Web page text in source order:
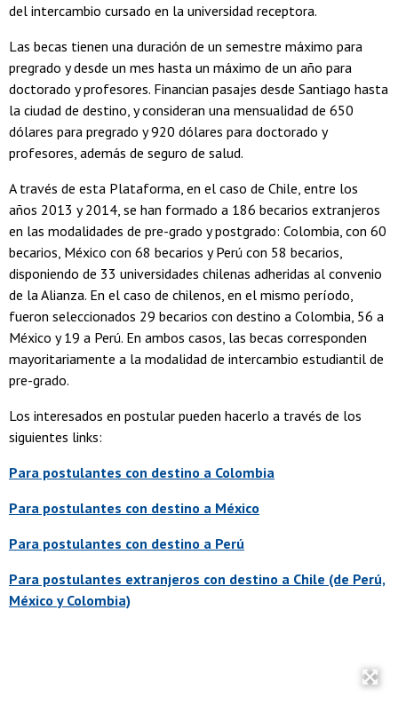
del intercambio cursado en la universidad receptora.
Las becas tienen una duración de un semestre máximo para
pregrado y desde un mes hasta un máximo de un año para
doctorado y profesores. Financian pasajes desde Santiago hasta
la ciudad de destino, y consideran una mensualidad de 650
dólares para pregrado y 920 dólares para doctorado y
profesores, además de seguro de salud.
A través de esta Plataforma, en el caso de Chile, entre los
años 2013 y 2014, se han formado a 186 becarios extranjeros
en las modalidades de pre-grado y postgrado: Colombia, con 60
becarios, México con 68 becarios y Perú con 58 becarios,
disponiendo de 33 universidades chilenas adheridas al convenio
de la Alianza. En el caso de chilenos, en el mismo período,
fueron seleccionados 29 becarios con destino a Colombia, 56 a
México y 19 a Perú. En ambos casos, las becas corresponden
mayoritariamente a la modalidad de intercambio estudiantil de
pre-grado.
Los interesados en postular pueden hacerlo a través de los
siguientes links:
Para postulantes con destino a Colombia
Para postulantes con destino a México
Para postulantes con destino a Perú
Para postulantes extranjeros con destino a Chile (de Perú,
México y Colombia)